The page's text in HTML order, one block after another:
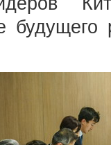
будущего